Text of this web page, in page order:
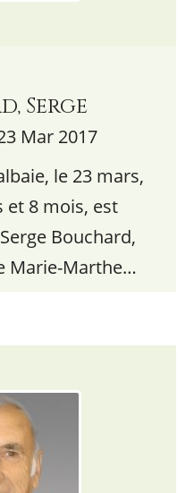
Serge
Mar 2017
le 23 mars,
et 8 mois, est
Bouchard,
Marie-Marthe…